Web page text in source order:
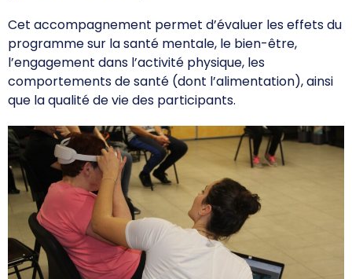
Cet accompagnement permet d’évaluer les effets du
programme sur la santé mentale, le bien-être,
l’engagement dans l’activité physique, les
comportements de santé (dont l’alimentation), ainsi
que la qualité de vie des participants.